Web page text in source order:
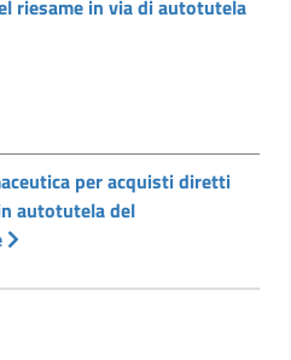
riesame in via di autotutela
per acquisti diretti
autotutela del